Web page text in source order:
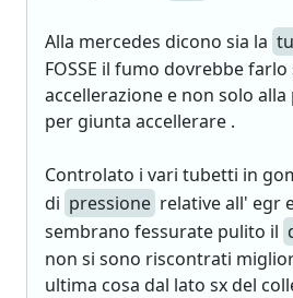
Alla mercedes dicono sia la
FOSSE il fumo dovrebbe
accellerazione e non solo alla
per giunta accellerare .
Controlato i vari tubetti in
di pressione relative all' egr
sembrano fessurate pulito il
non si sono riscontrati
ultima cosa dal lato sx del